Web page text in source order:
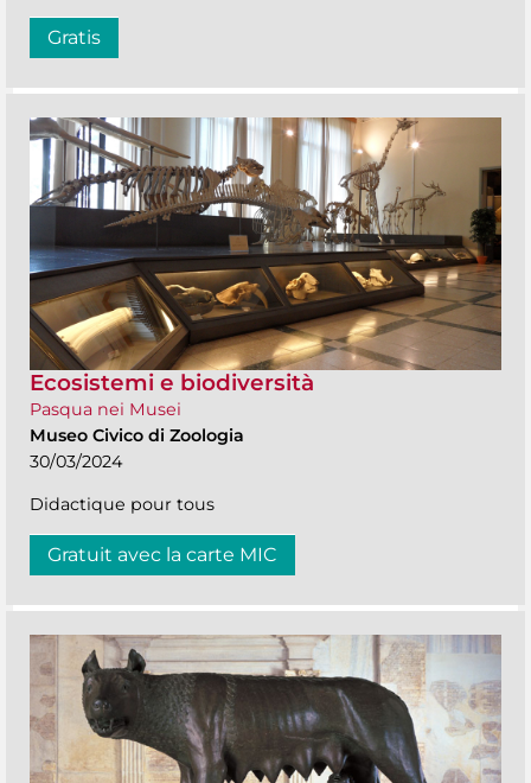
Gratis
Ecosistemi e biodiversità
Pasqua nei Musei
Museo Civico di Zoologia
30/03/2024
Didactique pour tous
Gratuit avec la carte MIC